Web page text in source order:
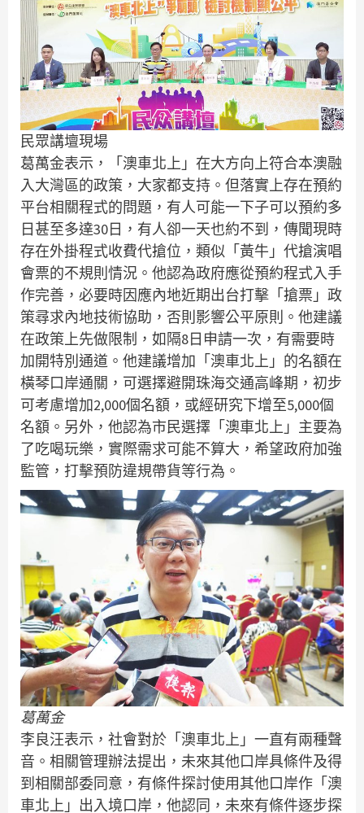
民眾講壇現場
葛萬金表示，「澳車北上」在大方向上符合本澳融
入大灣區的政策，大家都支持。但落實上存在預約
平台相關程式的問題，有人可能一下子可以預約多
日甚至多達30日，有人卻一天也約不到，傳聞現時
存在外掛程式收費代搶位，類似「黃牛」代搶演唱
會票的不規則情況。他認為政府應從預約程式入手
作完善，必要時因應內地近期出台打擊「搶票」政
策尋求內地技術協助，否則影響公平原則。他建議
在政策上先做限制，如隔8日申請一次，有需要時
加開特別通道。他建議增加「澳車北上」的名額在
橫琴口岸通關，可選擇避開珠海交通高峰期，初步
可考慮增加2,000個名額，或經研究下增至5,000個
名額。另外，他認為市民選擇「澳車北上」主要為
了吃喝玩樂，實際需求可能不算大，希望政府加強
監管，打擊預防違規帶貨等行為。
葛萬金
李良汪表示，社會對於「澳車北上」一直有兩種聲
音。相關管理辦法提出，未來其他口岸具條件及得
到相關部委同意，有條件探討使用其他口岸作「澳
車北上」出入境口岸，他認同，未來有條件逐步探